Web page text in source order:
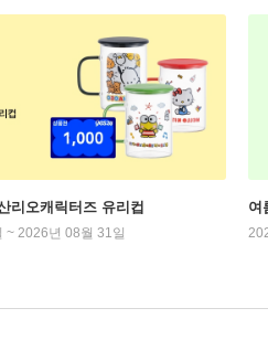
리오캐릭터즈 유리컵
~ 2026년 08월 31일
여